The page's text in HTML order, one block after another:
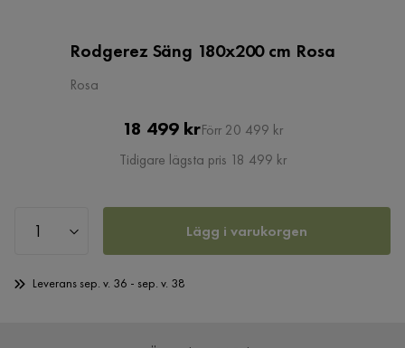
Rodgerez Säng 180x200 cm Rosa
Rosa
Pris
18 499 krOriginal
Pris
Förr 20 499 kr
Tidigare lägsta pris 18 499 kr
Lägg i varukorgen
Leverans sep. v. 36 - sep. v. 38